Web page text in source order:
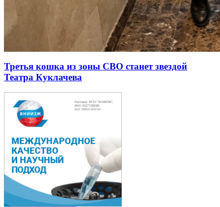
Третья кошка из зоны СВО станет звездой
Театра Куклачева